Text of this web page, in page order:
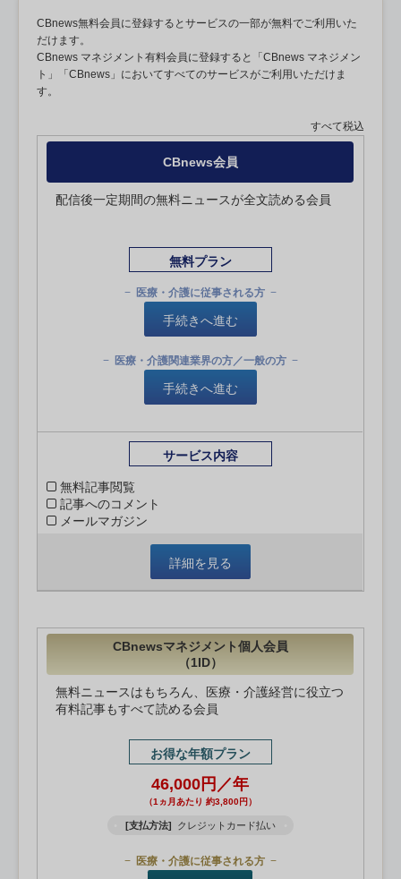
CBnews無料会員に登録するとサービスの一部が無料でご利用いた
だけます。
CBnews マネジメント有料会員に登録すると「CBnews マネジメン
ト」「CBnews」においてすべてのサービスがご利用いただけま
す。
すべて税込
CBnews会員
配信後一定期間の無料ニュースが全文読める会員
無料プラン
医療・介護に従事される方
手続きへ進む
医療・介護関連業界の方／一般の方
手続きへ進む
サービス内容
無料記事閲覧
記事へのコメント
メールマガジン
詳細を見る
CBnewsマネジメント個人会員
（1ID）
無料ニュースはもちろん、医療・介護経営に役立つ
有料記事もすべて読める会員
お得な年額プラン
46,000円／年
（1ヵ月あたり 約3,800円）
[支払方法] クレジットカード払い
医療・介護に従事される方